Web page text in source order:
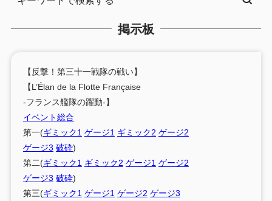
掲示板
【反撃！第三十一戦隊の戦い】
【L’Élan de la Flotte Française
-フランス艦隊の躍動-】
イベント総合
第一(ギミック1 ゲージ1 ギミック2 ゲージ2
ゲージ3 破砕)
第二(ギミック1 ギミック2 ゲージ1 ゲージ2
ゲージ3 破砕)
第三(ギミック1 ゲージ1 ゲージ2 ゲージ3